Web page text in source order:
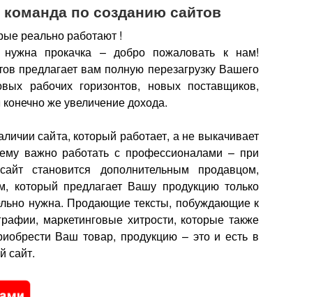
по созданию сайтов
реально работают !
прокачка – добро пожаловать к нам!
предлагает вам полную перезагрузку Вашего
рабочих горизонтов, новых поставщиков,
же увеличение дохода.
сайта, который работает, а не выкачивает
важно работать с профессионалами – при
становится дополнительным продавцом,
который предлагает Вашу продукцию только
нужна. Продающие тексты, побуждающие к
маркетинговые хитрости, которые также
Ваш товар, продукцию – это и есть в
сайт.